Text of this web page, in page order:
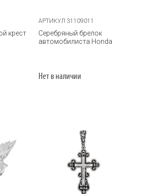
крест
АРТИКУЛ 31109011
Серебряный брелок
автомобилиста Honda
Нет в наличии